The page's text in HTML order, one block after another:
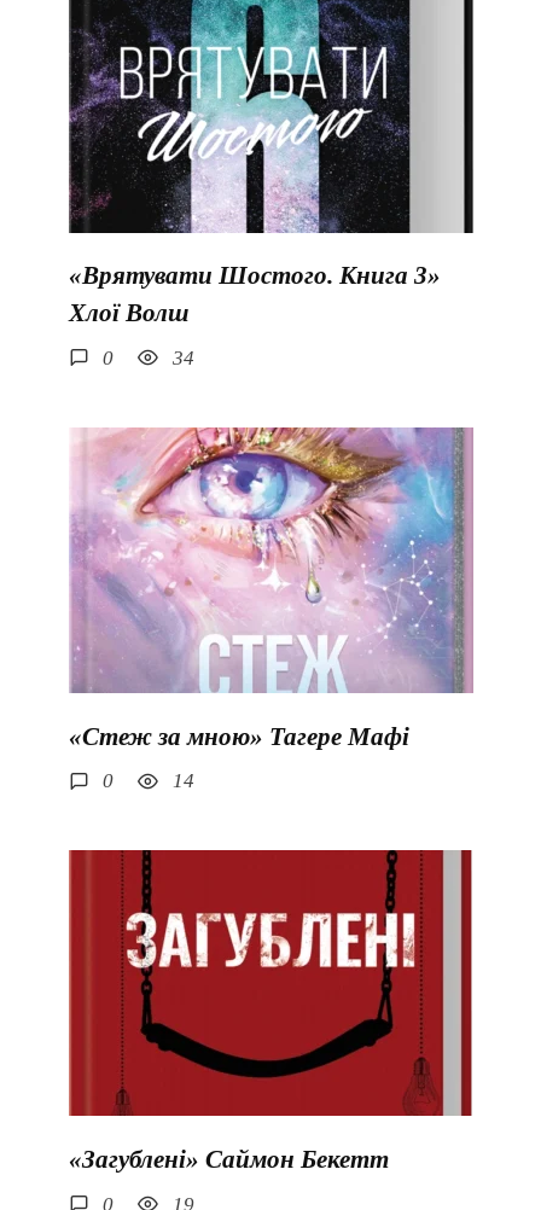
«Врятувати Шостого. Книга 3»
Хлої Волш
0 34
«Стеж за мною» Тагере Мафі
0 14
«Загублені» Саймон Бекетт
0 19